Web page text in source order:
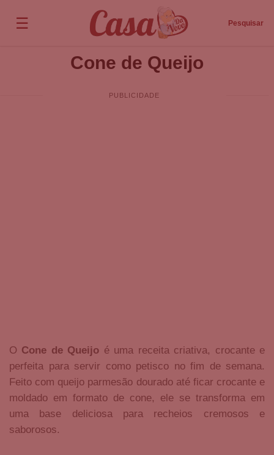
☰ Pesquisar
Cone de Queijo
O Cone de Queijo é uma receita criativa, crocante e
perfeita para servir como petisco no fim de semana.
Feito com queijo parmesão dourado até ficar crocante e
moldado em formato de cone, ele se transforma em
uma base deliciosa para recheios cremosos e
saborosos.